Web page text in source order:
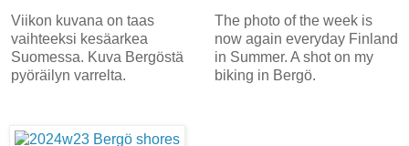
Viikon kuvana on taas
vaihteeksi kesäarkea
Suomessa. Kuva Bergöstä
pyöräilyn varrelta.
The photo of the week is
now again everyday Finland
in Summer. A shot on my
biking in Bergö.